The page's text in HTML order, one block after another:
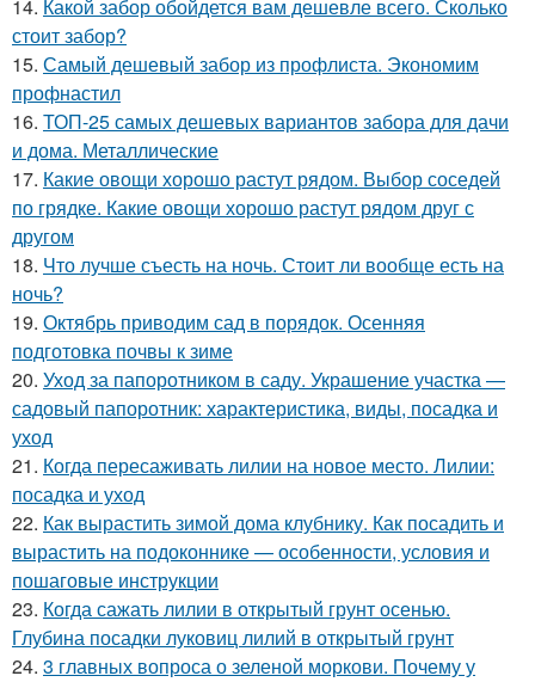
14. Какой забор обойдется вам дешевле всего. Сколько
стоит забор?
15. Самый дешевый забор из профлиста. Экономим
профнастил
16. ТОП-25 самых дешевых вариантов забора для дачи
и дома. Металлические
17. Какие овощи хорошо растут рядом. Выбор соседей
по грядке. Какие овощи хорошо растут рядом друг с
другом
18. Что лучше съесть на ночь. Стоит ли вообще есть на
ночь?
19. Октябрь приводим сад в порядок. Осенняя
подготовка почвы к зиме
20. Уход за папоротником в саду. Украшение участка —
садовый папоротник: характеристика, виды, посадка и
уход
21. Когда пересаживать лилии на новое место. Лилии:
посадка и уход
22. Как вырастить зимой дома клубнику. Как посадить и
вырастить на подоконнике — особенности, условия и
пошаговые инструкции
23. Когда сажать лилии в открытый грунт осенью.
Глубина посадки луковиц лилий в открытый грунт
24. 3 главных вопроса о зеленой моркови. Почему у